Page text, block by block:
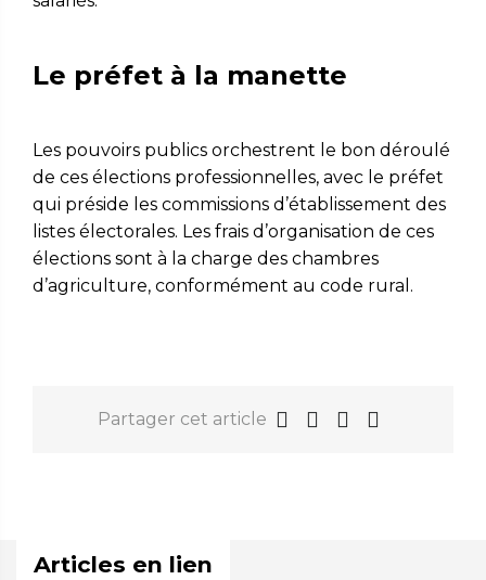
Le préfet à la manette
Les pouvoirs publics orchestrent le bon déroulé
de ces élections professionnelles, avec le préfet
qui préside les commissions d’établissement des
listes électorales. Les frais d’organisation de ces
élections sont à la charge des chambres
d’agriculture, conformément au code rural.
Partager cet article
Articles en lien